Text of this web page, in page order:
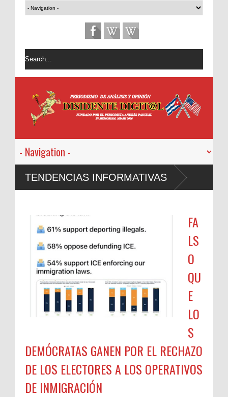
TENDENCIAS INFORMATIVAS
FA
LS
O
QU
E
LO
S
DEMÓCRATAS GANEN POR EL RECHAZO
DE LOS ELECTORES A LOS OPERATIVOS
DE INMIGRACIÓN